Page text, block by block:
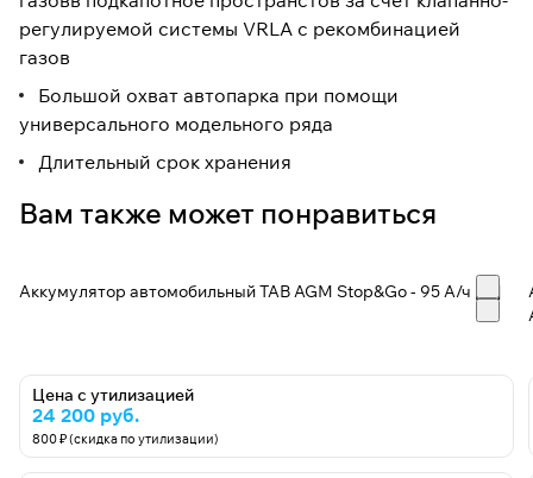
регулируемой системы VRLA с рекомбинацией
газов
Большой охват автопарка при помощи
универсального модельного ряда
Длительный срок хранения
Вам также может понравиться
Аккумулятор автомобильный TAB AGM Stop&Go - 95 А/ч [-+]
Цена с утилизацией
24 200 руб.
800 ₽ (скидка по утилизации)